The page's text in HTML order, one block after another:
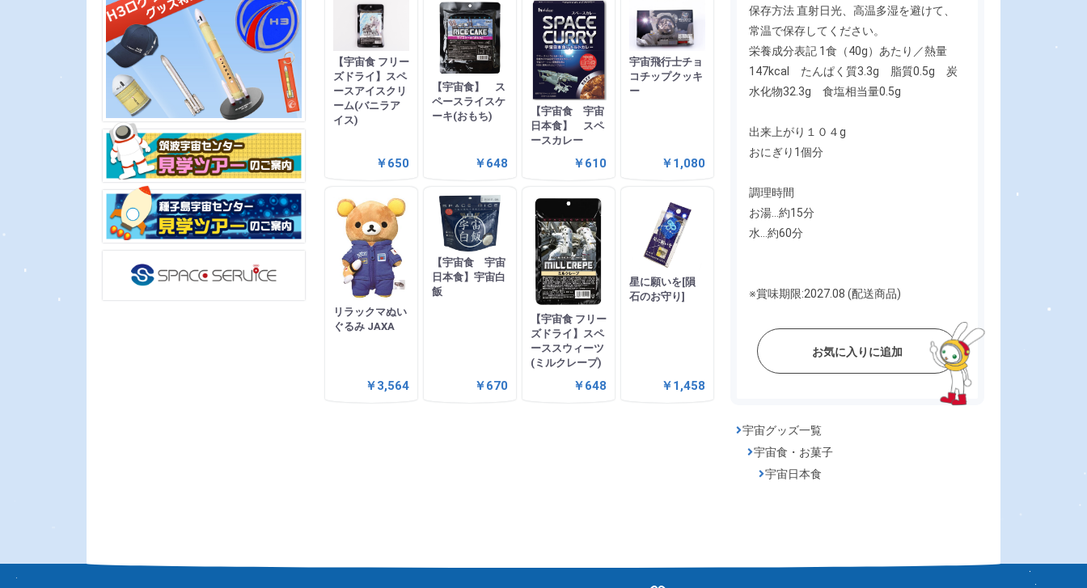
【宇宙食 フリー
ズドライ】スペ
ースアイスクリ
ーム(バニラア
イス)
￥650
【宇宙食】 ス
ペースライスケ
ーキ(おもち)
￥648
【宇宙食 宇宙
日本食】 スペ
ースカレー
￥610
宇宙飛行士チョ
コチップクッキ
ー
￥1,080
リラックマぬい
ぐるみ JAXA
￥3,564
【宇宙食 宇宙
日本食】宇宙白
飯
￥670
【宇宙食 フリー
ズドライ】スペ
ーススウィーツ
(ミルクレープ)
￥648
星に願いを[隕
石のお守り]
￥1,458
保存方法 直射日光、高温多湿を避けて、
常温で保存してください。
栄養成分表記 1食（40g）あたり／熱量
147kcal たんぱく質3.3g 脂質0.5g 炭
水化物32.3g 食塩相当量0.5g
出来上がり１０４g
おにぎり1個分
調理時間
お湯…約15分
水…約60分
※賞味期限:2027.08 (配送商品)
お気に入りに追加
宇宙グッズ一覧
宇宙食・お菓子
宇宙日本食